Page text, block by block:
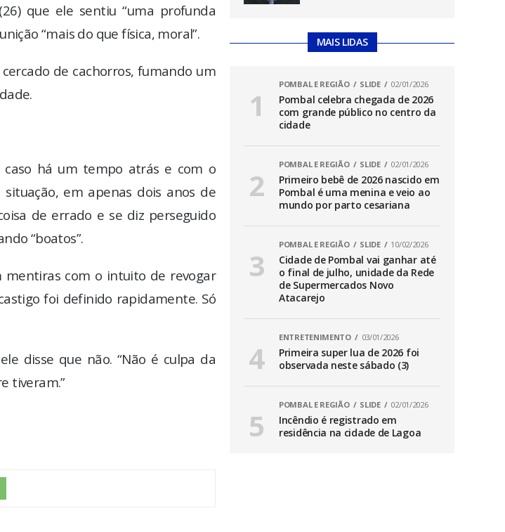
que ele sentiu “uma profunda
“mais do que física, moral”.
de cachorros, fumando um
caso há um tempo atrás e com o
em apenas dois anos de
de errado e se diz perseguido
“boatos”.
mentiras com o intuito de revogar
foi definido rapidamente. Só
disse que não. “Não é culpa da
tiveram.”
MAIS LIDAS
POMBAL E REGIÃO SLIDE 02/01/2026
Pombal celebra chegada de 2026
com grande público no centro da
cidade
POMBAL E REGIÃO SLIDE 02/01/2026
Primeiro bebê de 2026 nascido em
Pombal é uma menina e veio ao
mundo por parto cesariana
POMBAL E REGIÃO SLIDE 10/02/2026
Cidade de Pombal vai ganhar até
o final de julho, unidade da Rede
de Supermercados Novo
Atacarejo
ENTRETENIMENTO 03/01/2026
Primeira super lua de 2026 foi
observada neste sábado (3)
POMBAL E REGIÃO SLIDE 02/01/2026
Incêndio é registrado em
residência na cidade de Lagoa